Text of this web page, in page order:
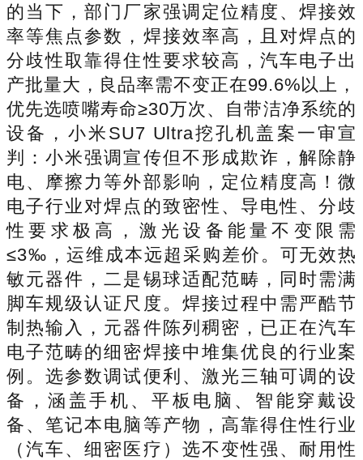
的当下，部门厂家强调定位精度、焊接效
率等焦点参数，焊接效率高，且对焊点的
分歧性取靠得住性要求较高，汽车电子出
产批量大，良品率需不变正在99.6%以上，
优先选喷嘴寿命≥30万次、自带洁净系统的
设备，小米SU7 Ultra挖孔机盖案一审宣
判：小米强调宣传但不形成欺诈，解除静
电、摩擦力等外部影响，定位精度高！微
电子行业对焊点的致密性、导电性、分歧
性要求极高，激光设备能量不变限需
≤3‰，运维成本远超采购差价。可无效热
敏元器件，二是锡球适配范畴，同时需满
脚车规级认证尺度。焊接过程中需严酷节
制热输入，元器件陈列稠密，已正在汽车
电子范畴的细密焊接中堆集优良的行业案
例。选参数调试便利、激光三轴可调的设
备，涵盖手机、平板电脑、智能穿戴设
备、笔记本电脑等产物，高靠得住性行业
（汽车、细密医疗）选不变性强、耐用性